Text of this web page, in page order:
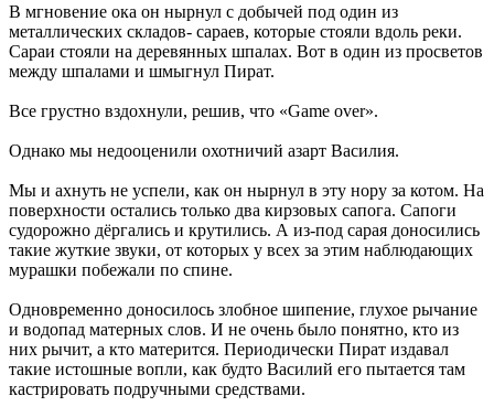
В мгновение ока он нырнул с добычей под один из
металлических складов- сараев, которые стояли вдоль реки.
Сараи стояли на деревянных шпалах. Вот в один из просветов
между шпалами и шмыгнул Пират.
Все грустно вздохнули, решив, что «Game over».
Однако мы недооценили охотничий азарт Василия.
Мы и ахнуть не успели, как он нырнул в эту нору за котом. На
поверхности остались только два кирзовых сапога. Сапоги
судорожно дёргались и крутились. А из-под сарая доносились
такие жуткие звуки, от которых у всех за этим наблюдающих
мурашки побежали по спине.
Одновременно доносилось злобное шипение, глухое рычание
и водопад матерных слов. И не очень было понятно, кто из
них рычит, а кто матерится. Периодически Пират издавал
такие истошные вопли, как будто Василий его пытается там
кастрировать подручными средствами.